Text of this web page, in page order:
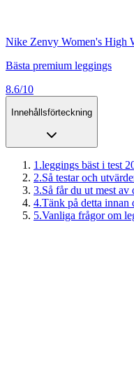
Nike Zenvy Women's High
Bästa premium leggings
8.6/10
Innehållsförteckning
1 .leggings bäst i test
2.Så testar och
3.Så får du ut mest av
4.Tänk på detta innan
5.Vanliga frågor om